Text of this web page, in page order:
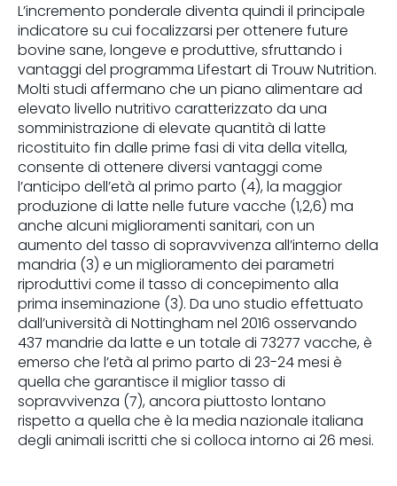
L’incremento ponderale diventa quindi il principale
indicatore su cui focalizzarsi per ottenere future
bovine sane, longeve e produttive, sfruttando i
vantaggi del programma Lifestart di Trouw Nutrition.
Molti studi affermano che un piano alimentare ad
elevato livello nutritivo caratterizzato da una
somministrazione di elevate quantità di latte
ricostituito fin dalle prime fasi di vita della vitella,
consente di ottenere diversi vantaggi come
l’anticipo dell’età al primo parto (4), la maggior
produzione di latte nelle future vacche (1,2,6) ma
anche alcuni miglioramenti sanitari, con un
aumento del tasso di sopravvivenza all’interno della
mandria (3) e un miglioramento dei parametri
riproduttivi come il tasso di concepimento alla
prima inseminazione (3). Da uno studio effettuato
dall’università di Nottingham nel 2016 osservando
437 mandrie da latte e un totale di 73277 vacche, è
emerso che l’età al primo parto di 23-24 mesi è
quella che garantisce il miglior tasso di
sopravvivenza (7), ancora piuttosto lontano
rispetto a quella che è la media nazionale italiana
degli animali iscritti che si colloca intorno ai 26 mesi.